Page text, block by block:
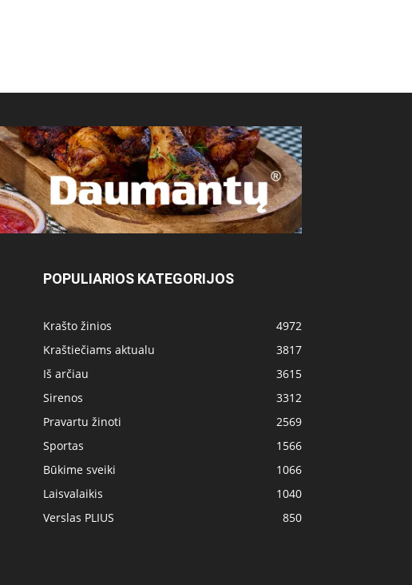
POPULIARIOS KATEGORIJOS
Krašto žinios
4972
Kraštiečiams aktualu
3817
Iš arčiau
3615
Sirenos
3312
Pravartu žinoti
2569
Sportas
1566
Būkime sveiki
1066
Laisvalaikis
1040
Verslas PLIUS
850